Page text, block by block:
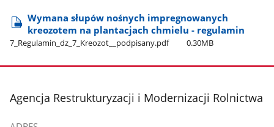
Wymana słupów nośnych impregnowanych
kreozotem na plantacjach chmielu - regulamin
7​_Regulamin​_dz​_7​_Kreozot​_​_podpisany.pdf 0.30MB
stopka
Agencja Restrukturyzacji i Modernizacji Rolnictwa